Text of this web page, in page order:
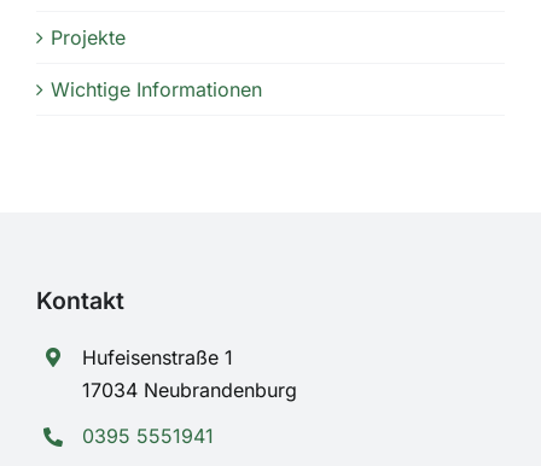
Projekte
Wichtige Informationen
Kontakt
Hufeisenstraße 1
17034 Neubrandenburg
0395 5551941